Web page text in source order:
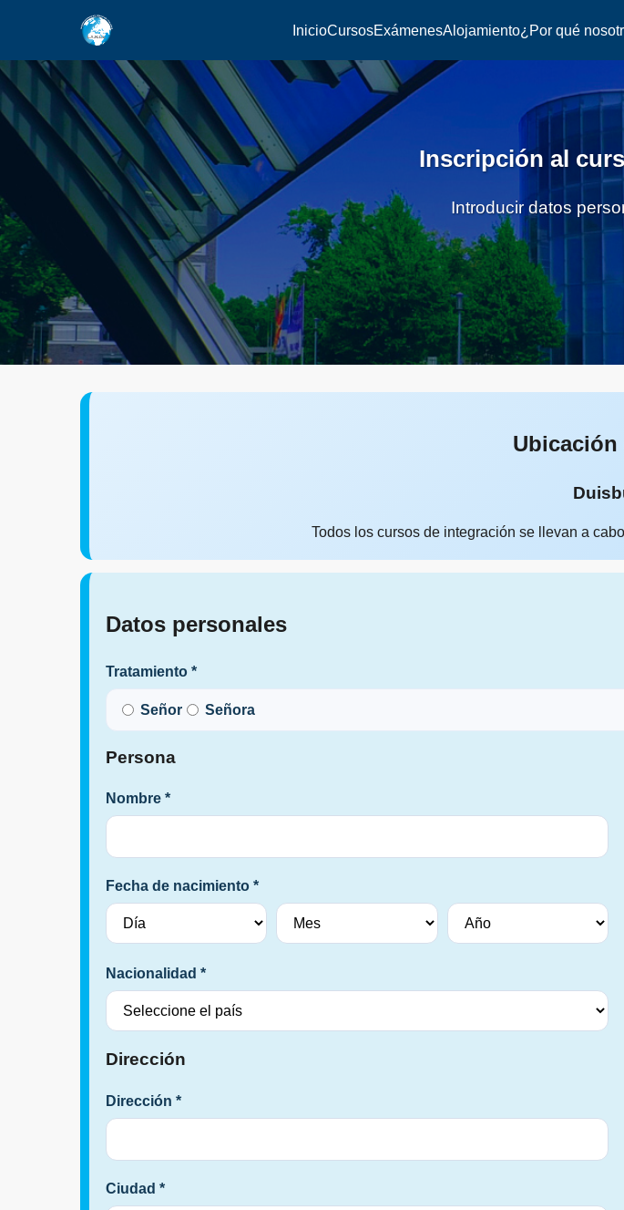
InicioCursosExámenesAlojamiento¿Por qué
Inscripción al
Introducir datos
Todos los cursos de integración se llevan a
Datos personales
Tratamiento *
Señor Señora
Persona
Nombre *
Fecha de nacimiento *
Nacionalidad *
Dirección
Dirección *
Ciudad *